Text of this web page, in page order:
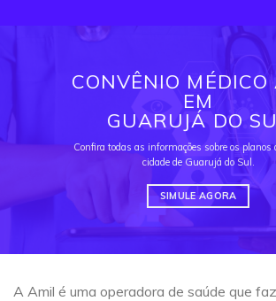
CONVÊNIO MÉDICO
EM
GUARUJÁ DO
Confira todas as informações sobre os
cidade de Guarujá do Sul.
SIMULE AGORA
A Amil é uma operadora de saúde que